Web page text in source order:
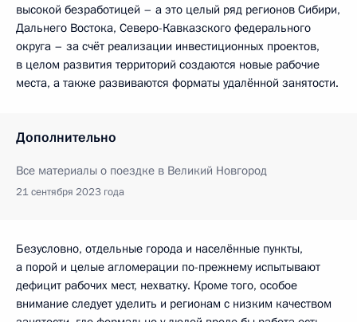
высокой безработицей – а это целый ряд регионов Сибири,
Дальнего Востока, Северо-Кавказского федерального
округа – за счёт реализации инвестиционных проектов,
в целом развития территорий создаются новые рабочие
места, а также развиваются форматы удалённой занятости.
Дополнительно
Все материалы о поездке в Великий Новгород
21 сентября 2023 года
Безусловно, отдельные города и населённые пункты,
а порой и целые агломерации по-прежнему испытывают
дефицит рабочих мест, нехватку. Кроме того, особое
внимание следует уделить и регионам с низким качеством